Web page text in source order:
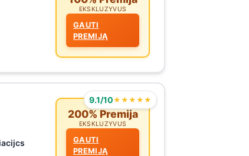
EKSKLUZYVUS
GAUTI
PREMIJĄ
9.1/10★★★★★
200% Premija
EKSKLUZYVUS
GAUTI
PREMIJĄ